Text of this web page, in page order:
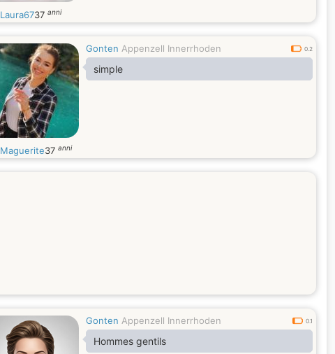
Laura6737 anni
Gonten Appenzell Innerrhoden 0.2
simple
Maguerite37 anni
Gonten Appenzell Innerrhoden 0.1
Hommes gentils